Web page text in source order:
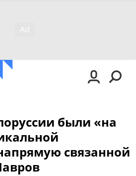
были «на
связанной